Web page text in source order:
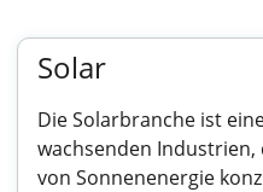
Solar
Die Solarbranche ist
wachsenden
von Sonnenenergie